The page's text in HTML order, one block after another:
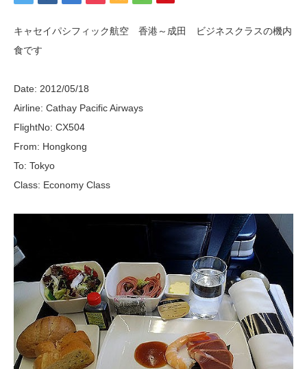
キャセイパシフィック航空 香港～成田 ビジネスクラスの機内
食です
Date: 2012/05/18
Airline: Cathay Pacific Airways
FlightNo: CX504
From: Hongkong
To: Tokyo
Class: Economy Class